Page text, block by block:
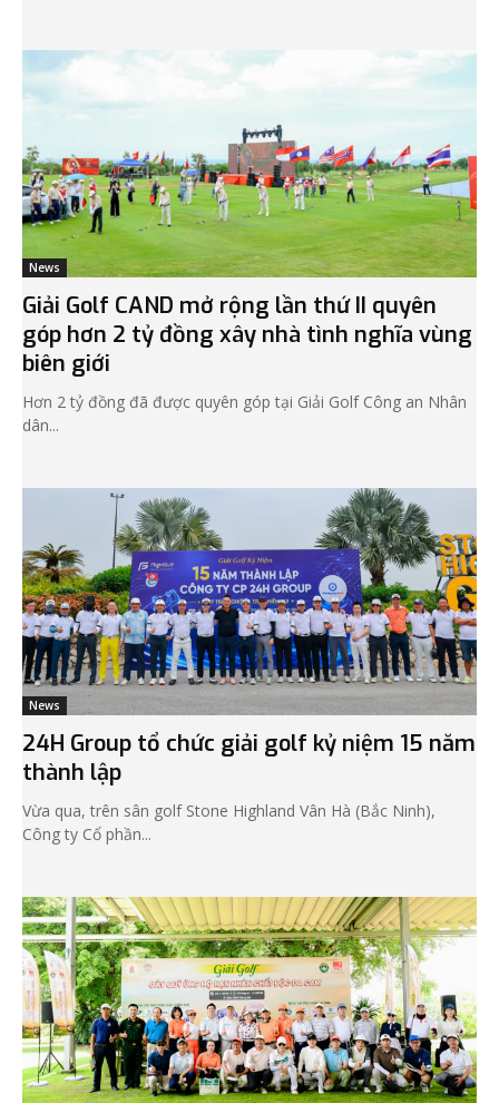
News
Giải Golf CAND mở rộng lần thứ II quyên
góp hơn 2 tỷ đồng xây nhà tình nghĩa vùng
biên giới
Hơn 2 tỷ đồng đã được quyên góp tại Giải Golf Công an Nhân
dân...
News
24H Group tổ chức giải golf kỷ niệm 15 năm
thành lập
Vừa qua, trên sân golf Stone Highland Vân Hà (Bắc Ninh),
Công ty Cổ phần...